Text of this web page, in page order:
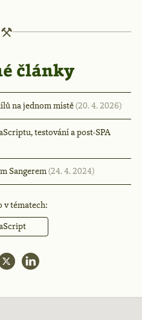
články
na jednom místě(20. 4. 2026)
testování a post‑SPA
Sangerem(24. 4. 2024)
v tématech: